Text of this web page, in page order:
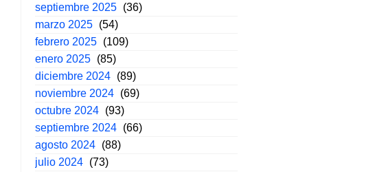
septiembre 2025 (36)
marzo 2025 (54)
febrero 2025 (109)
enero 2025 (85)
diciembre 2024 (89)
noviembre 2024 (69)
octubre 2024 (93)
septiembre 2024 (66)
agosto 2024 (88)
julio 2024 (73)